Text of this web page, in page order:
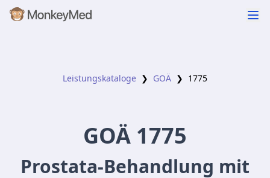
Leistungskataloge ❯ GOÄ ❯ 1775
GOÄ 1775
Prostata-Behandlung mit